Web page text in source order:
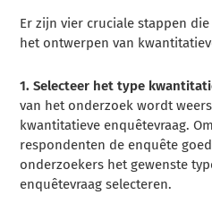
Er zijn vier cruciale stappen
het ontwerpen van
1. Selecteer het type
van het onderzoek wordt
kwantitatieve enquêtevraag.
respondenten de enquête
onderzoekers het gewenste
enquêtevraag selecteren.